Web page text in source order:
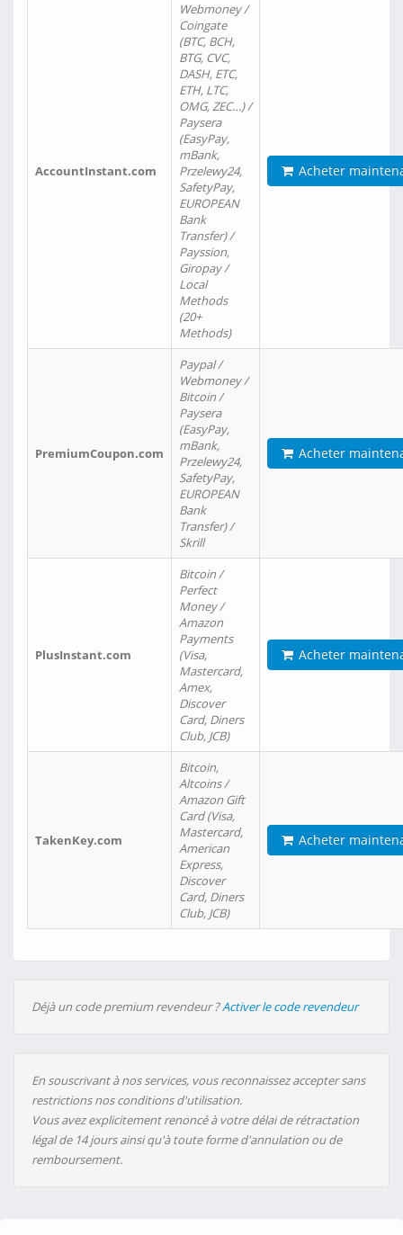
AccountInstant.com
Webmoney /
Coingate
(BTC, BCH,
BTG, CVC,
DASH, ETC,
ETH, LTC,
OMG, ZEC…) /
Paysera
(EasyPay,
mBank,
Przelewy24,
SafetyPay,
EUROPEAN
Bank
Transfer) /
Payssion,
Giropay /
Local
Methods
(20+
Methods)
Acheter
PremiumCoupon.com
Paypal /
Webmoney /
Bitcoin /
Paysera
(EasyPay,
mBank,
Przelewy24,
SafetyPay,
EUROPEAN
Bank
Transfer) /
Skrill
Acheter
PlusInstant.com
Bitcoin /
Perfect
Money /
Amazon
Payments
(Visa,
Mastercard,
Amex,
Discover
Card, Diners
Club, JCB)
Acheter
TakenKey.com
Bitcoin,
Altcoins /
Amazon Gift
Card (Visa,
Mastercard,
American
Express,
Discover
Card, Diners
Club, JCB)
Acheter
Déjà un code premium revendeur ?Activer le code revendeur
En souscrivant à nos services, vous reconnaissez accepter sans
restrictions nos conditions d'utilisation.
Vous avez explicitement renoncé à votre délai de rétractation
légal de 14 jours ainsi qu'à toute forme d'annulation ou de
remboursement.